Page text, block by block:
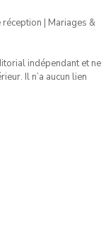
réception | Mariages &
indépendant et ne
Il n’a aucun lien